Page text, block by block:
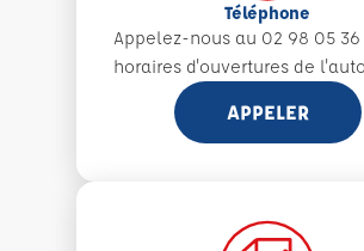
Téléphone
Appelez-nous au 02 98 05
horaires d'ouvertures de
APPELER